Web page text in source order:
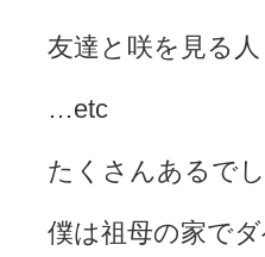
友達と咲を見る人
…etc
たくさんあるで
僕は祖母の家でダ